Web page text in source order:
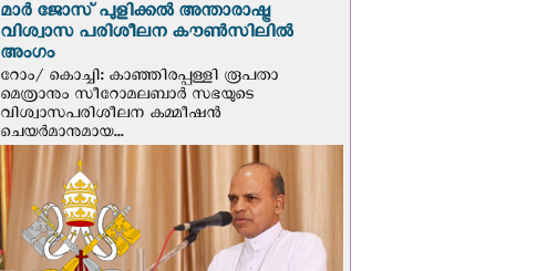
മാർ ജോസ് പുളിക്കൽ അന്താരാഷ്ട്ര
വിശ്വാസ പരിശീലന കൗൺസിലിൽ
അംഗം
റോം/ കൊച്ചി: കാഞ്ഞിരപ്പള്ളി രൂപതാ
മെത്രാനും സീറോമലബാർ സഭയുടെ
വിശ്വാസപരിശീലന കമ്മീഷൻ
ചെയർമാനുമായ...